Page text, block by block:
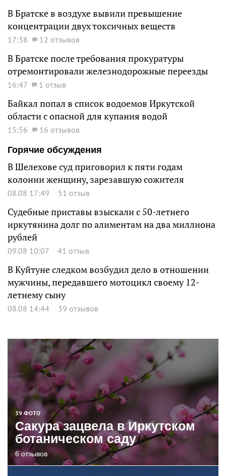
В Братске в воздухе вывили превышение
концентрации двух токсичных веществ
17:38 12 отзывов
В Братске после требования прокуратуры
отремонтировали железнодорожные переезды
16:47 1 отзыв
Байкал попал в список водоемов Иркутской
области с опасной для купания водой
15:56
16 отзывов
Горячие обсуждения
В Шелехове суд приговорил к пяти годам
колонии женщину, зарезавшую сожителя
08.08 17:49 51 отзыв
Судебные приставы взыскали с 50-летнего
иркутянина долг по алиментам на два миллиона
рублей
09.08 10:07 41 отзыв
В Куйтуне следком возбудил дело в отношении
мужчины, передавшего мотоцикл своему 12-
летнему сыну
08.08 14:44 39 отзывов
39 ФОТО
Сакура зацвела в Иркутском
ботаническом саду
6 отзывов